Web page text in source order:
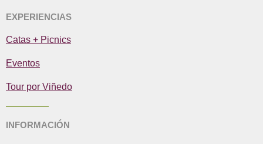
EXPERIENCIAS
Catas + Picnics
Eventos
Tour por Viñedo
INFORMACIÓN